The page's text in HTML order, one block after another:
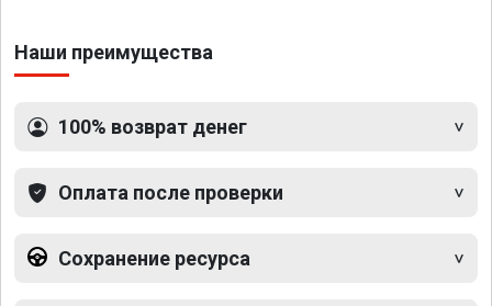
Наши преимущества
100% возврат денег
Оплата после проверки
Сохранение ресурса